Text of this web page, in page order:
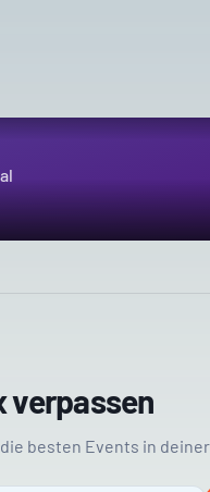
verpassen
besten Events in